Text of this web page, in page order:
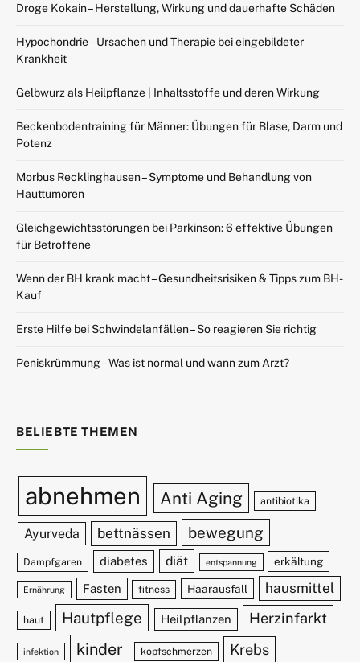
Droge Kokain – Herstellung, Wirkung und dauerhafte Schäden
Hypochondrie – Ursachen und Therapie bei eingebildeter
Krankheit
Gelbwurz als Heilpflanze | Inhaltsstoffe und deren Wirkung
Beckenbodentraining für Männer: Übungen für Blase, Darm und
Potenz
Morbus Recklinghausen – Symptome und Behandlung von
Hauttumoren
Gleichgewichtsstörungen bei Parkinson: 6 effektive Übungen
für Betroffene
Wenn der BH krank macht – Gesundheitsrisiken & Tipps zum BH-
Kauf
Erste Hilfe bei Schwindelanfällen – So reagieren Sie richtig
Peniskrümmung – Was ist normal und wann zum Arzt?
BELIEBTE THEMEN
abnehmen Anti Aging antibiotika
Ayurveda bettnässen bewegung
Dampfgaren diabetes diät entspannung erkältung
Ernährung Fasten fitness Haarausfall hausmittel
haut Hautpflege Heilpflanzen Herzinfarkt
infektion kinder kopfschmerzen Krebs